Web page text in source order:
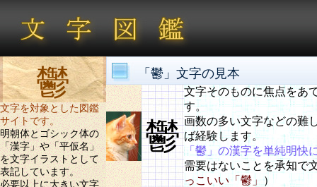
鬱
文字を対象とした図鑑
サイトです。
明朝体とゴシック体の
「漢字」や「平仮名」
を文字イラストとして
表記しています。
必要以上に大きい文字
「鬱」文字の見本
鬱
文字そのものに焦点をあ
す。
画数の多い文字などの難
ば経験します。
「鬱」の漢字を単純明快
需要はないことを承知で
っこいい「鬱」 ）